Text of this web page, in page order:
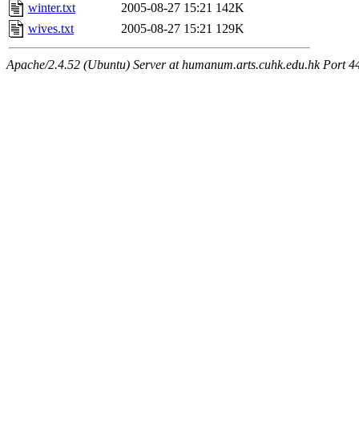
winter.txt
2005-08-27 15:21 142K
wives.txt
2005-08-27 15:21 129K
Apache/2.4.52 (Ubuntu) Server at humanum.arts.cuhk.edu.hk Port